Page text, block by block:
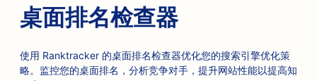
桌面排名检查器
使用 Ranktracker 的桌面排名检查器优化您的搜索引擎优化策
略。监控您的桌面排名，分析竞争对手，提升网站性能以提高知